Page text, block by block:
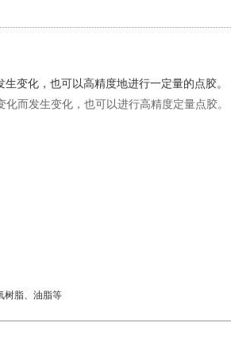
变化，也可以高精度地进行一定量的点胶。
而发生变化，也可以进行高精度定量点胶。
树脂、油脂等